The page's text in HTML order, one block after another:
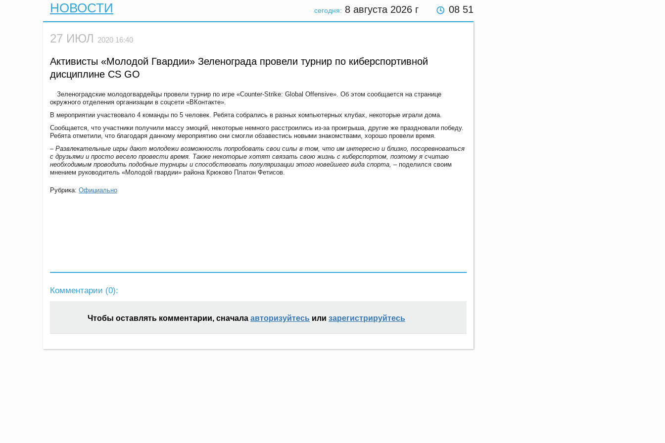
сегодня: 8 августа 2026 г 08 51
НОВОСТИ
27 ИЮЛ 2020 16:40
Активисты «Молодой Гвардии» Зеленограда провели турнир по киберспортивной
дисциплине CS GO
Зеленоградские молодогвардейцы провели турнир по игре «Counter-Strike: Global Offensive». Об этом сообщается на странице
окружного отделения организации в соцсети «ВКонтакте».
В мероприятии участвовало 4 команды по 5 человек. Ребята собрались в разных компьютерных клубах, некоторые играли дома.
Сообщается, что участники получили массу эмоций, некоторые немного расстроились из-за проигрыша, другие же праздновали победу.
Ребята отметили, что благодаря данному мероприятию они смогли обзавестись новыми знакомствами, хорошо провели время.
– Развлекательные игры дают молодежи возможность попробовать свои силы в том, что им интересно и близко, посоревноваться
с друзьями и просто весело провести время. Также некоторые хотят связать свою жизнь с киберспортом, поэтому я считаю
необходимым проводить подобные турниры и способствовать популяризации этого новейшего вида спорта, – поделился своим
мнением руководитель «Молодой гвардии» района Крюково Платон Фетисов.
Рубрика: Официально
Комментарии (0):
Чтобы оставлять комментарии, сначала авторизуйтесь или зарегистрируйтесь